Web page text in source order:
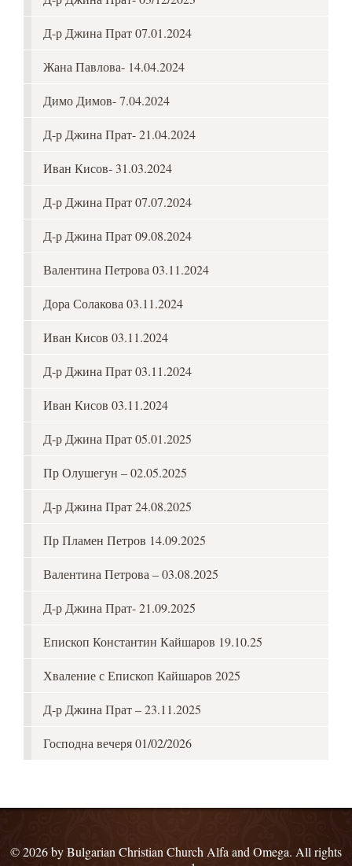
Д-р Джина Прат 07.01.2024
Жана Павлова- 14.04.2024
Димо Димов- 7.04.2024
Д-р Джина Прат- 21.04.2024
Иван Кисов- 31.03.2024
Д-р Джина Прат 07.07.2024
Д-р Джина Прат 09.08.2024
Валентина Петрова 03.11.2024
Дора Солакова 03.11.2024
Иван Кисов 03.11.2024
Д-р Джина Прат 03.11.2024
Иван Кисов 03.11.2024
Д-р Джина Прат 05.01.2025
Пр Олушегун – 02.05.2025
Д-р Джина Прат 24.08.2025
Пр Пламен Петров 14.09.2025
Валентина Петрова – 03.08.2025
Д-р Джина Прат- 21.09.2025
Епископ Константин Кайшаров 19.10.25
Хваление с Епископ Кайшаров 2025
Д-р Джина Прат – 23.11.2025
Господна вечеря 01/02/2026
© 2026 by Bulgarian Christian Church Alfa and Omega. All rights